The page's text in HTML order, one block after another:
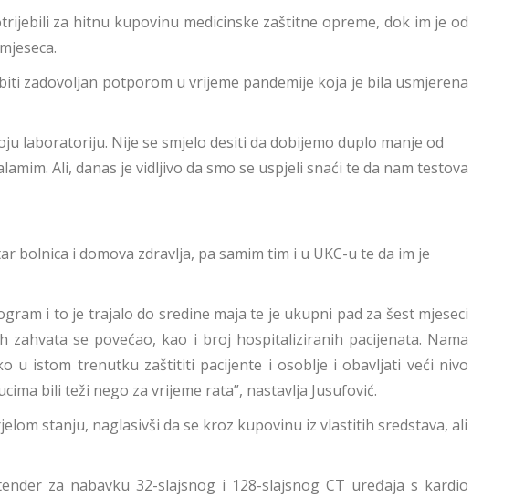
za hitnu kupovinu medicinske zaštitne opreme, dok im je od
zadovoljan potporom u vrijeme pandemije koja je bila usmjerena
laboratoriju. Nije se smjelo desiti da dobijemo duplo manje od
Ali, danas je vidljivo da smo se uspjeli snaći te da nam testova
i domova zdravlja, pa samim tim i u UKC-u te da im je
i to je trajalo do sredine maja te je ukupni pad za šest mjeseci
se povećao, kao i broj hospitaliziranih pacijenata. Nama
u istom trenutku zaštititi pacijente i osoblje i obavljati veći nivo
bili teži nego za vrijeme rata”, nastavlja Jusufović.
stanju, naglasivši da se kroz kupovinu iz vlastitih sredstava, ali
za nabavku 32-slajsnog i 128-slajsnog CT uređaja s kardio